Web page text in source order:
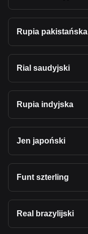
Rupia pakistańska
Rial saudyjski
Rupia indyjska
Jen japoński
Funt szterling
Real brazylijski